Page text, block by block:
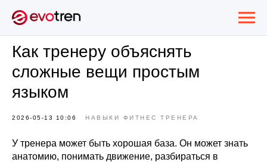
Как тренеру объяснять
сложные вещи простым
языком
2026-05-13 10:06 НАВЫКИ ФИТНЕС ТРЕНЕРА
У тренера может быть хорошая база. Он может знать
анатомию, понимать движение, разбираться в